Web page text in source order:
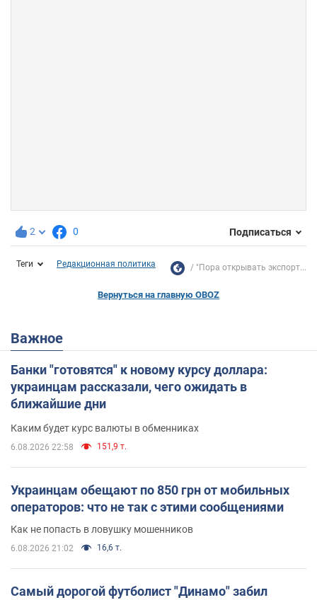
2 0 Подписаться
Теги Редакционная политика "Пора открывать экспорт...
Вернуться на главную OBOZ
Важное
Банки "готовятся" к новому курсу доллара:
украинцам рассказали, чего ожидать в
ближайшие дни
Каким будет курс валюты в обменниках
6.08.2026 22:58 151,9 т.
Украинцам обещают по 850 грн от мобильных
операторов: что не так с этими сообщениями
Как не попасть в ловушку мошенников
6.08.2026 21:02 16,6 т.
Самый дорогой футболист "Динамо" забил